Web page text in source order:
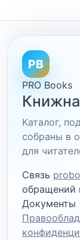
PB
PRO Books
Каталог,
собраны в
для
Связь
обращений
Документы